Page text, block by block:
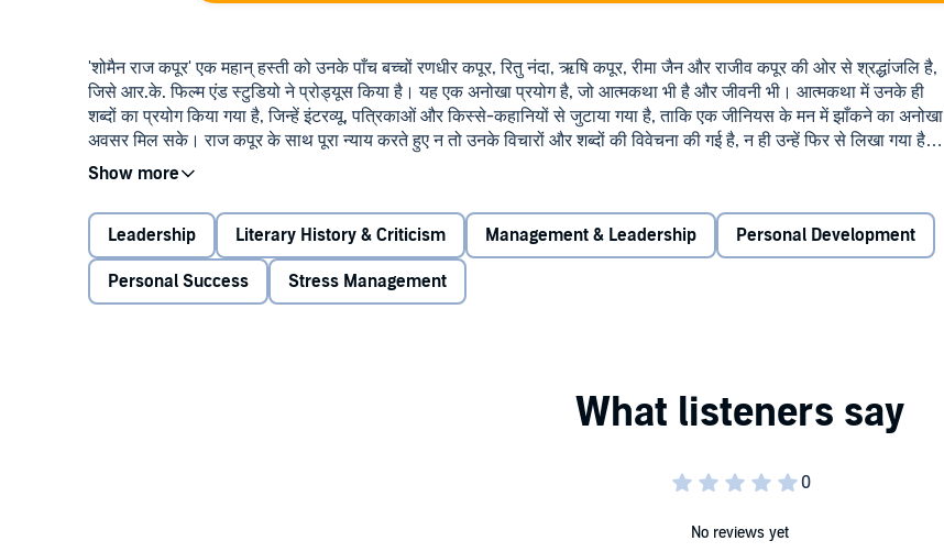
'शोमैन राज कपूर' एक महान् हस्ती को उनके पाँच बच्चों रणधीर कपूर, रितु नंदा, ऋषि कपूर, रीमा जैन और राजीव कपूर की ओर से श्रद्धांजलि है,
जिसे आर.के. फिल्म एंड स्टुडियो ने प्रोड्यूस किया है। यह एक अनोखा प्रयोग है, जो आत्मकथा भी है और जीवनी भी। आत्मकथा में उनके ही
शब्दों का प्रयोग किया गया है, जिन्हें इंटरव्यू, पत्रिकाओं और किस्से-कहानियों से जुटाया गया है, ताकि एक जीनियस के मन में झाँकने का अनोखा
अवसर मिल सके। राज कपूर के साथ पूरा न्याय करते हुए न तो उनके विचारों और शब्दों की विवेचना की गई है, न ही उन्हें फिर से लिखा गया है,
बल्कि उनका संग्रह और संपादन मात्र किया गया है। उनकी जीवनी आनेवाली पीढ़ी के लिए उनके शानदार व्यक्तित्व के अनछुए पहलुओं को
कहती है। उनकी बेटी रितु नंदा की ओर से प्रस्तुत और उनके बच्चों की ओर से प्यार से सँजोई गई यह पुस्तक महान् शोमैन पर एक संपूर्ण अध्ययन
है और उनकी यादों एवं भावनाओं को सदा जीवंत बनाए रखने का एक अद्भुत संग्रह|©2021 Storyside IN (P)2021 Storyside IN
Leadership Literary History & Criticism Management & Leadership Personal Development
Personal Success Stress Management
No reviews yet